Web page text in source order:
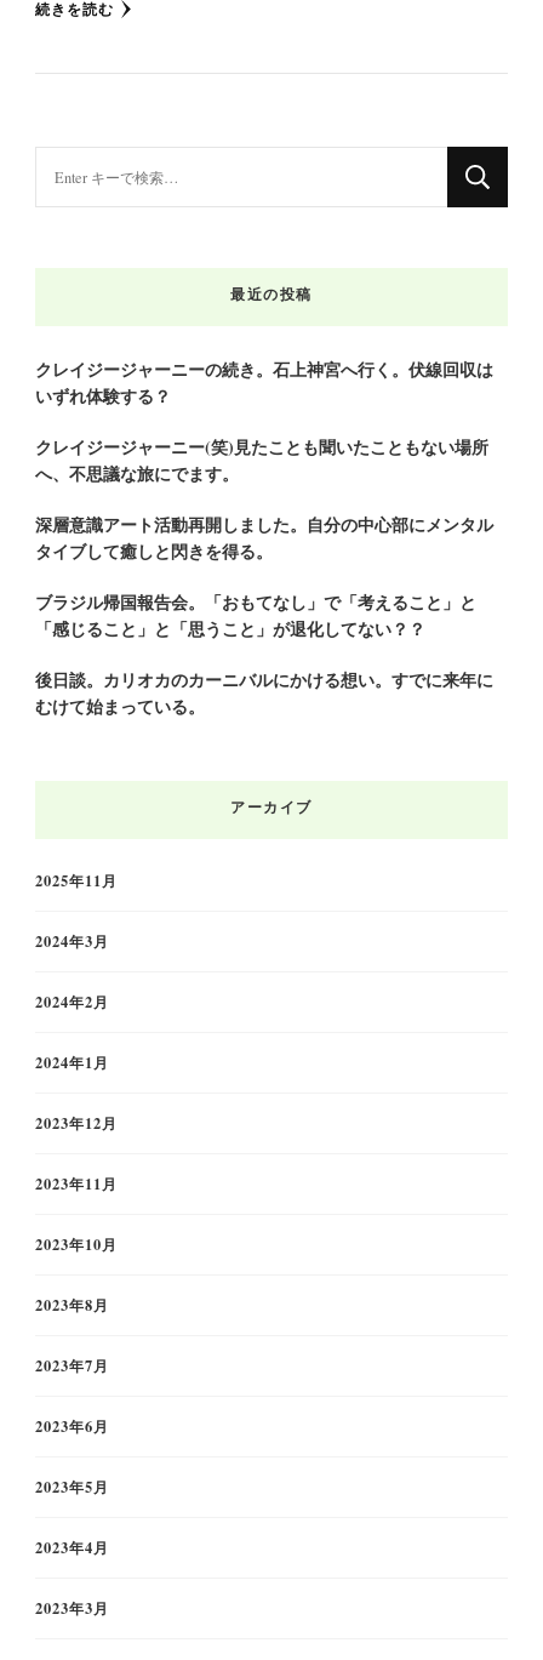
続きを読む
お
し
で
す
か
?
最近の投稿
クレイジージャーニーの続き。石上神宮へ行く。伏線回収は
いずれ体験する？
クレイジージャーニー(笑)見たことも聞いたこともない場所
へ、不思議な旅にでます。
深層意識アート活動再開しました。自分の中心部にメンタル
タイブして癒しと閃きを得る。
ブラジル帰国報告会。「おもてなし」で「考えること」と
「感じること」と「思うこと」が退化してない？？
後日談。カリオカのカーニバルにかける想い。すでに来年に
むけて始まっている。
アーカイブ
2025年11月
2024年3月
2024年2月
2024年1月
2023年12月
2023年11月
2023年10月
2023年8月
2023年7月
2023年6月
2023年5月
2023年4月
2023年3月